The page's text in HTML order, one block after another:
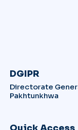
DGIPR
Directorate
Pakhtunkhwa